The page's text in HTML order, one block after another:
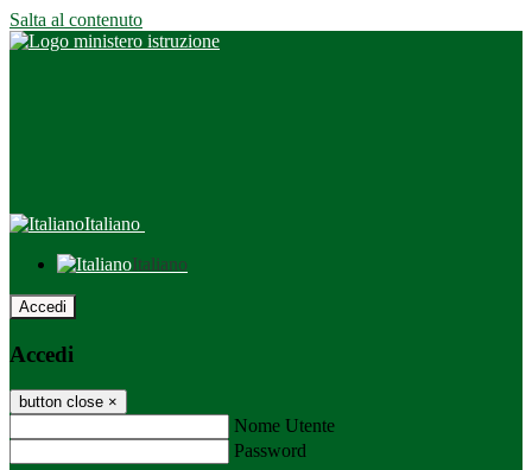
Salta al contenuto
Italiano
Italiano
Accedi
Accedi
button close ×
Nome Utente
Password